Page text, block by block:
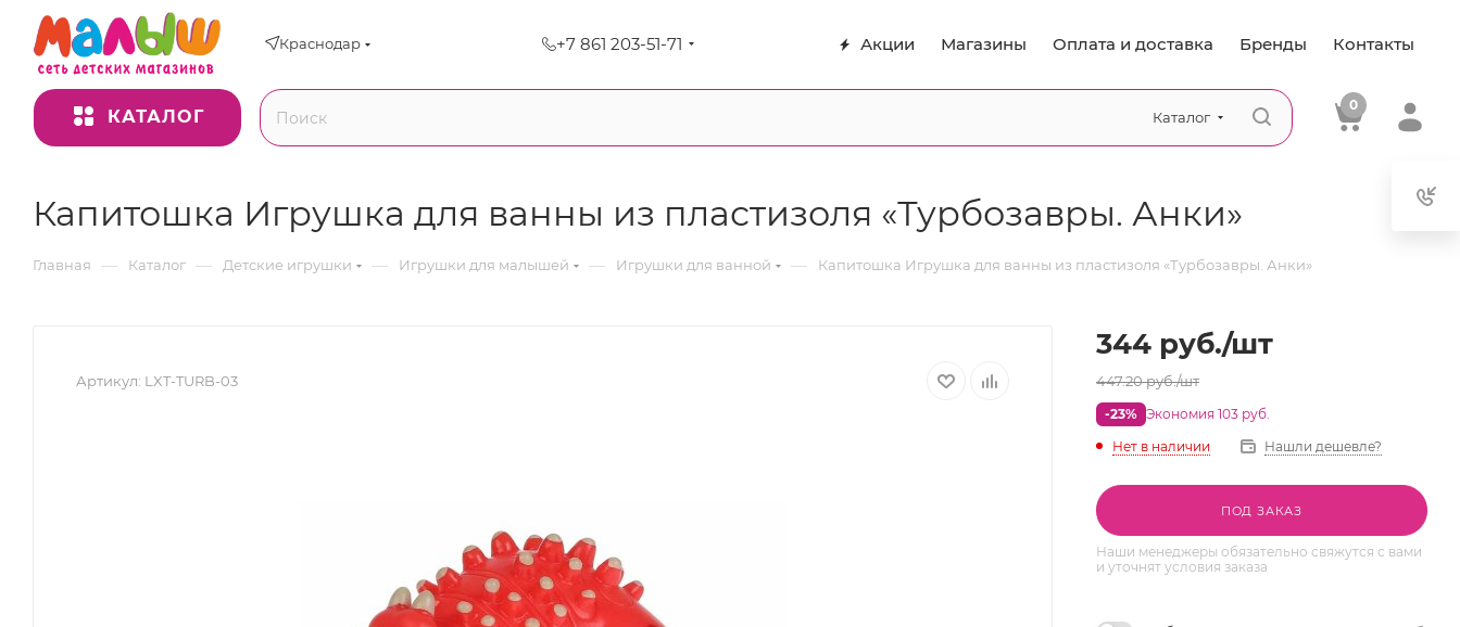
Краснодар +7 861 203-51-71 Акции Магазины Оплата и доставка Бренды Контакты
КАТАЛОГ Каталог
0
Капитошка Игрушка для ванны из пластизоля «Турбозавры. Анки»
Главная — Каталог — Детские игрушки — Игрушки для малышей — Игрушки для ванной — Капитошка Игрушка для ванны из пластизоля «Турбозавры. Анки»
Артикул: LXT-TURB-03
344 руб./шт
447.20руб./шт
-23% Экономия 103 руб.
Нет в наличии
Нашли дешевле?
ПОД ЗАКАЗ
Наши менеджеры обязательно свяжутся с вами
и уточнят условия заказа